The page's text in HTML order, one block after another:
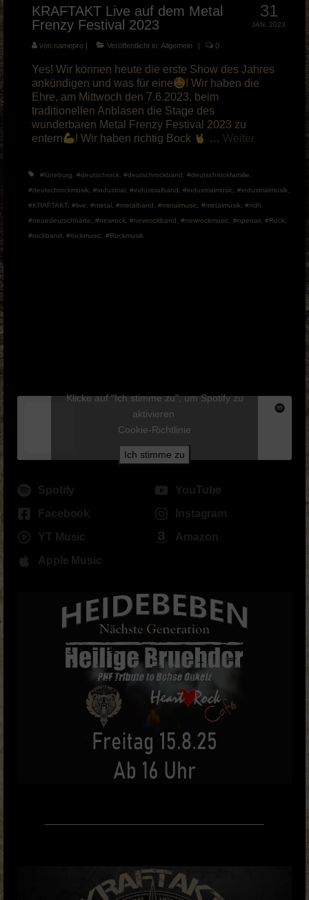
31
JAN. 2023
KRAFTAKT Live auf dem Metal
Frenzy Festival 2023
von namepro | Veröffentlicht in: Allgemein | 0
Yes! Wir können heute die erste Show des Jahres
ankündigen und was für eine
! Wir haben die
Ehre, am Mittwoch den 7.6.2023, beim
traditionellen Anblasen die Stage des
wunderbaren Metal Frenzy Festival 2023 zu
entern
! Wir haben richtig Bock …Weiter
#lüneburg #deutschrock #deutschrockband #deutschrockfamilie
#deutschrockmusik #industrial #industrialband #industrialmusic #industrialmusik
#KRAFTAKT, #live #metal #metalband #metalmusic #metalmusik #ndh
#neuedeutschhärte
#newrock #newrockband #newrockmusic #openair, #Rock
#rockband
#rockmusic #Rockmusik
Klicke auf "Ich stimme zu", um Spotify zu
aktivieren
Cookie-Richtlinie
Ich stimme zu
Spotify
YouTube
Facebook
Instagram
YT Music
Amazon
Apple Music